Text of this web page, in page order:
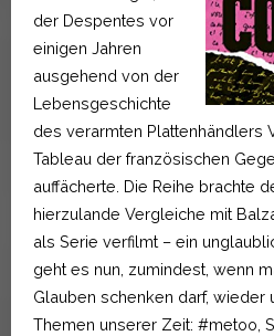
der Despentes vor
einigen Jahren
ausgehend von der
Lebensgeschichte
des verarmten Plattenhändlers
Tableau der französischen
auffächerte. Die Reihe brachte
hierzulande Vergleiche mit
als Serie verfilmt – ein
geht es nun, zumindest, wenn
Glauben schenken darf, wieder
Themen unserer Zeit: #metoo,